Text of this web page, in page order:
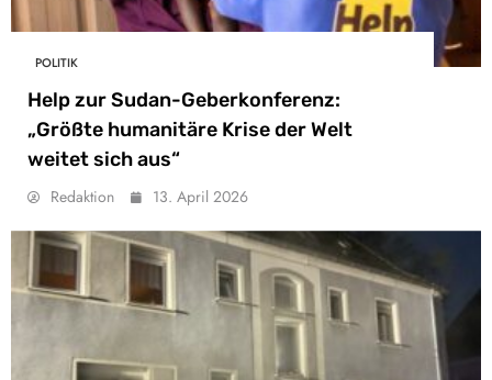
POLITIK
Help zur Sudan-Geberkonferenz:
„Größte humanitäre Krise der Welt
weitet sich aus“
Redaktion 13. April 2026